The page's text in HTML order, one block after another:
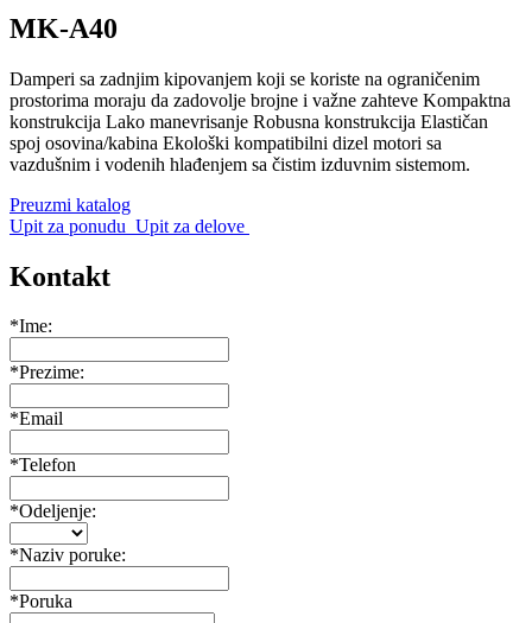
MK-A40
Damperi sa zadnjim kipovanjem koji se koriste na ograničenim
prostorima moraju da zadovolje brojne i važne zahteve Kompaktna
konstrukcija Lako manevrisanje Robusna konstrukcija Elastičan
spoj osovina/kabina Ekološki kompatibilni dizel motori sa
vazdušnim i vodenih hlađenjem sa čistim izduvnim sistemom.
Preuzmi katalog
Upit za ponudu Upit za delove
Kontakt
*Ime:
*Prezime:
*Email
*Telefon
*Odeljenje:
*Naziv poruke:
*Poruka